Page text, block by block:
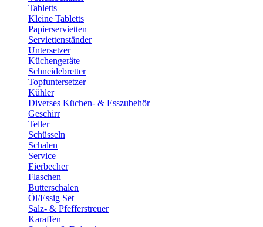
Tabletts
Kleine Tabletts
Papierservietten
Serviettenständer
Untersetzer
Küchengeräte
Schneidebretter
Topfuntersetzer
Kühler
Diverses Küchen- & Esszubehör
Geschirr
Teller
Schüsseln
Schalen
Service
Eierbecher
Flaschen
Butterschalen
Öl/Essig Set
Salz- & Pfefferstreuer
Karaffen